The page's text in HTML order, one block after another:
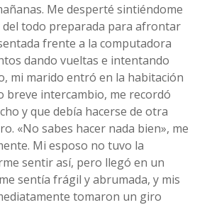
Me desperté sintiéndome
del todo preparada para afrontar
frente a la computadora
dando vueltas e intentando
mi marido entró en la habitación
breve intercambio, me recordó
y que debía hacerse de otra
«No sabes hacer nada bien», me
Mi esposo no tuvo la
sentir así, pero llegó en un
sentía frágil y abrumada, y mis
tomaron un giro